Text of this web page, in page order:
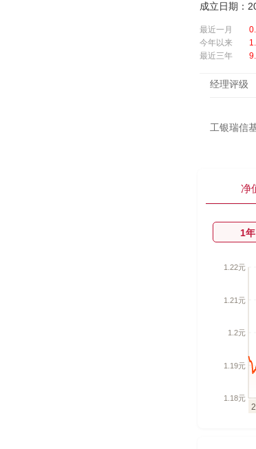
成立日期：
最近一月
今年以来
最近三年
经理评级
工银瑞信
净
1年